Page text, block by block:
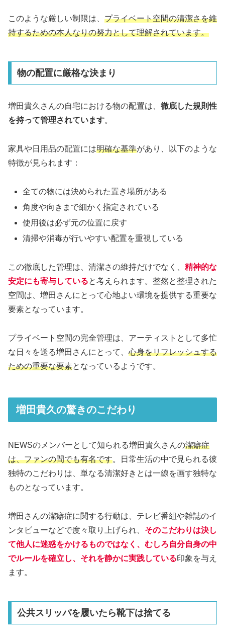
このような厳しい制限は、 プライベート空間の清潔さを維
持するための本人なりの努力として理解されています。
物の配置に厳格な決まり
増田貴久さんの自宅における物の配置は、 徹底した規則性
を持って管理されています。
家具や日用品の配置には明確な基準があり、以下のような
特徴が見られます：
全ての物には決められた置き場所がある
角度や向きまで細かく指定されている
使用後は必ず元の位置に戻す
清掃や消毒が行いやすい配置を重視している
この徹底した管理は、清潔さの維持だけでなく、 精神的な
安定にも寄与していると考えられます。整然と整理された
空間は、増田さんにとって心地よい環境を提供する重要な
要素となっています。
プライベート空間の完全管理は、アーティストとして多忙
な日々を送る増田さんにとって、 心身をリフレッシュする
ための重要な要素となっているようです。
増田貴久の驚きのこだわり
NEWSのメンバーとして知られる増田貴久さんの潔癖症
は、ファンの間でも有名です。日常生活の中で見られる彼
独特のこだわりは、単なる清潔好きとは一線を画す独特な
ものとなっています。
増田さんの潔癖症に関する行動は、テレビ番組や雑誌のイ
ンタビューなどで度々取り上げられ、 そのこだわりは決し
て他人に迷惑をかけるものではなく、むしろ自分自身の中
でルールを確立し、それを静かに実践している印象を与え
ます。
公共スリッパを履いたら靴下は捨てる